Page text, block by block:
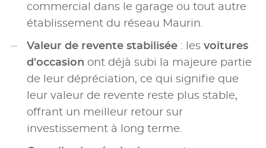
commercial dans le garage ou tout autre
établissement du réseau Maurin.
Valeur de revente stabilisée : les voitures
d'occasion ont déjà subi la majeure partie
de leur dépréciation, ce qui signifie que
leur valeur de revente reste plus stable,
offrant un meilleur retour sur
investissement à long terme.